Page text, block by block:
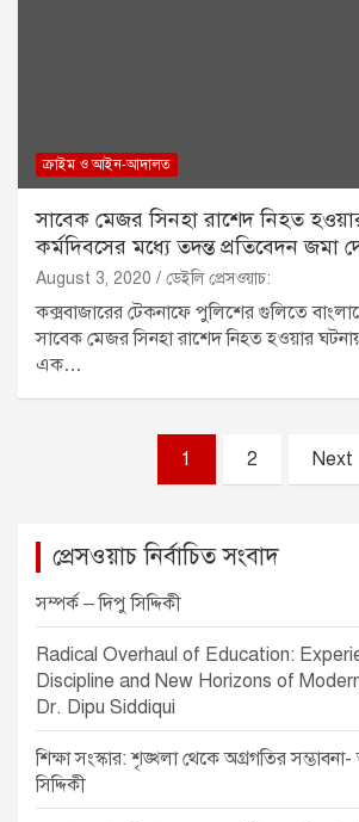
ক্রাইম ও আইন-আদালত
সাবেক মেজর সিনহা রাশেদ নিহত
কর্মদিবসের মধ্যে তদন্ত প্রতিবেদন জমা
August 3, 2020 ডেইলি প্রেসওয়াচ:
কক্সবাজারের টেকনাফে পুলিশের গুলিতে
সাবেক মেজর সিনহা রাশেদ নিহত হওয়ার ঘটনায়
এক…
1 2 Next
প্রেসওয়াচ নির্বাচিত সংবাদ
সম্পর্ক – দিপু সিদ্দিকী
Radical Overhaul of Education:
Discipline and New Horizons of
Dr. Dipu Siddiqui
শিক্ষা সংস্কার: শৃঙ্খলা থেকে অগ্রগতির
সিদ্দিকী